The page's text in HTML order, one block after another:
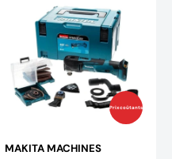
Prix coûtants
MAKITA MACHINES